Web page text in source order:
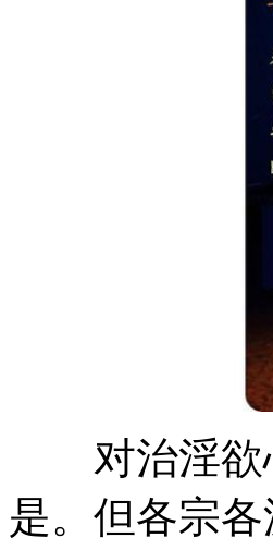
对治淫欲心
是。但各宗